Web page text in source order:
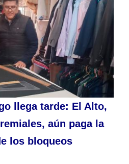
llega tarde: El Alto,
aún paga la
los bloqueos